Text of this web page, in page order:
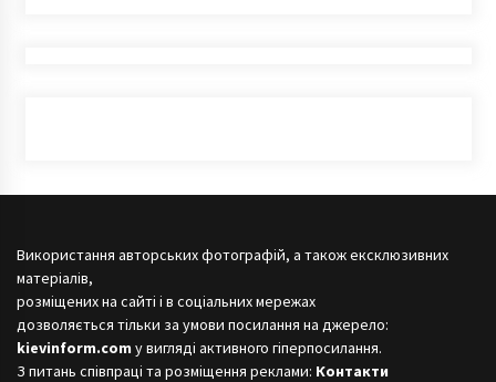
Використання авторських фотографій, а також ексклюзивних
матеріалів,
розміщених на сайті і в соціальних мережах
дозволяється тільки за умови посилання на джерело:
kievinform.com у вигляді активного гіперпосилання.
З питань співпраці та розміщення реклами: Контакти